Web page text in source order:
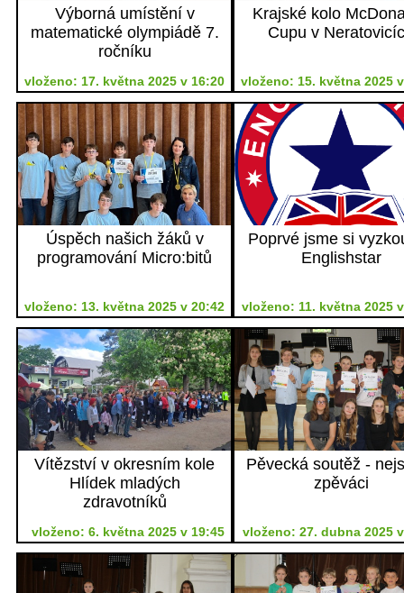
Výborná umístění v
matematické olympiádě 7.
ročníku
vloženo: 17. května 2025 v 16:20
Krajské kolo
Cupu v
vloženo: 15. května 2025
Úspěch našich žáků v
programování Micro:bitů
vloženo: 13. května 2025 v 20:42
Poprvé jsme si
Englishstar
vloženo: 11. května 2025
Vítězství v okresním kole
Hlídek mladých
zdravotníků
vloženo: 6. května 2025 v 19:45
Pěvecká soutěž -
zpěváci
vloženo: 27. dubna 2025